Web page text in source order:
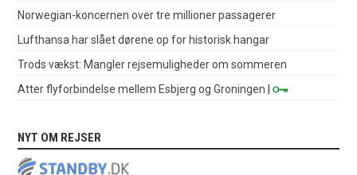
Norwegian-koncernen over tre millioner passagerer
Lufthansa har slået dørene op for historisk hangar
Trods vækst: Mangler rejsemuligheder om sommeren
Atter flyforbindelse mellem Esbjerg og Groningen |
NYT OM REJSER